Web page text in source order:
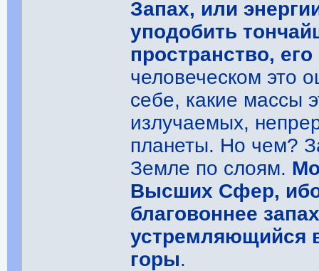
Запах, или
уподобить
пространство,
человеческом это
себе, какие массы
излучаемых,
планеты. Но чем?
Земле по слоям.
Высших Сфер,
благовоннее
горы.